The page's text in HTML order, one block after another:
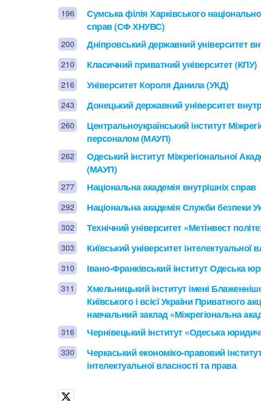
196
Сумська філія Харківського
справ (СФ ХНУВС)
200 Дніпровський державний університет
210 Класичний приватний університет (КПУ)
216 Університет Короля Данила (УКД)
243 Донецький державний університет
260
Центральноукраїнський інститут
персоналом (МАУП)
262
Одеський інститут Міжрегіональної
(МАУП)
277 Національна академія внутрішніх справ
292 Національна академія Служби безпеки
302 Технічний університет «Метінвест
303 Київський університет інтелектуальної
310 Івано-Франківський інститут Одеська
311
Хмельницький інститут імені
Київського і всієї України Приватного
навчальний заклад «Міжрегіональна
316 Чернівецький інститут «Одеська
330
Черкаський економіко-правовий
інтелектуальної власності та права